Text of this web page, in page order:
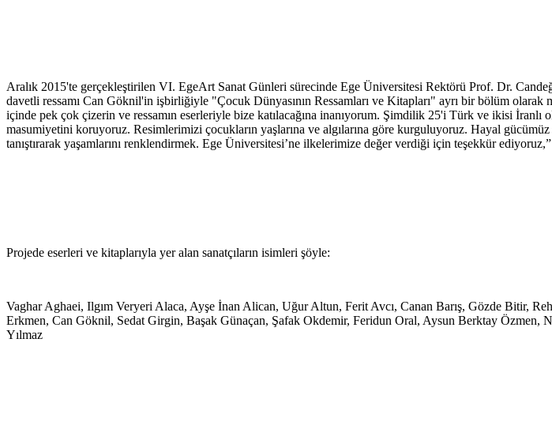
Aralık 2015'te gerçekleştirilen VI. EgeArt Sanat Günleri sürecinde Ege Üniversitesi Rektörü Prof. Dr.
davetli ressamı Can Göknil'in işbirliğiyle "Çocuk Dünyasının Ressamları ve Kitapları" ayrı bir bölüm
içinde pek çok çizerin ve ressamın eserleriyle bize katılacağına inanıyorum. Şimdilik 25'i Türk ve ikisi
masumiyetini koruyoruz. Resimlerimizi çocukların yaşlarına ve algılarına göre kurguluyoruz. Hayal
tanıştırarak yaşamlarını renklendirmek. Ege Üniversitesi’ne ilkelerimize değer verdiği için teşekkür
Projede eserleri ve kitaplarıyla yer alan sanatçıların isimleri şöyle:
Vaghar Aghaei, Ilgım Veryeri Alaca, Ayşe İnan Alican, Uğur Altun, Ferit Avcı, Canan Barış, Gözde Bitir,
Erkmen, Can Göknil, Sedat Girgin, Başak Günaçan, Şafak Okdemir, Feridun Oral, Aysun Berktay
Yılmaz